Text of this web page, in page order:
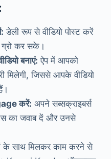
डेली रूप से वीडियो पोस्ट करें
कर सके।
बनाएं: ऐप में आपको
मिलेगी, जिससे आपके वीडियो
करें: अपने सब्सक्राइबर्स
का जवाब दें और उनसे
के साथ मिलकर काम करने से